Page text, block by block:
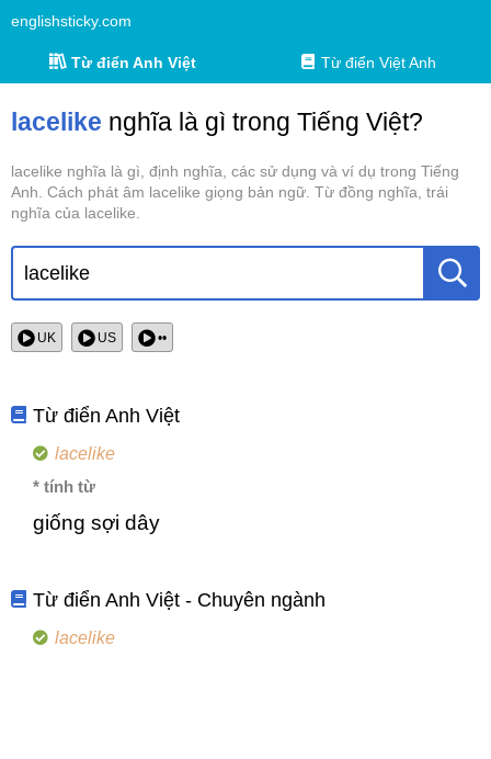
englishsticky.com
Từ điển Anh Việt Từ điển Việt Anh
lacelike nghĩa là gì trong Tiếng Việt?
lacelike nghĩa là gì, định nghĩa, các sử dụng và ví dụ trong Tiếng
Anh. Cách phát âm lacelike giọng bản ngữ. Từ đồng nghĩa, trái
nghĩa của lacelike.
UK US ••
Từ điển Anh Việt
lacelike
* tính từ
giống sợi dây
Từ điển Anh Việt - Chuyên ngành
lacelike